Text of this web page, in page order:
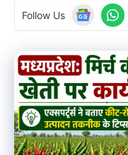
Follow Us